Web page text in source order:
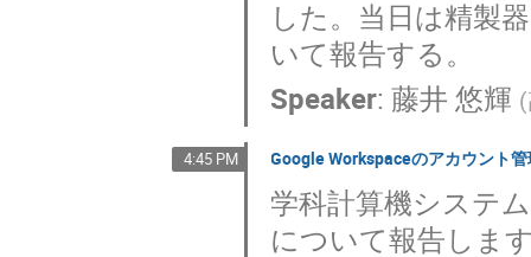
した。当日は精製
いて報告する。
Speaker:藤井 悠輝 (
4:45 PM Google Workspaceのアカウント
学科計算機システ
について報告しま